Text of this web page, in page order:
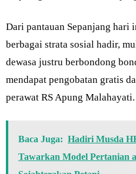
Dari pantauan Sepanjang hari
berbagai strata sosial hadir,
dewasa justru berbondong
mendapat pengobatan gratis
perawat RS Apung Malahayati.
Baca Juga: Hadiri Musda
Tawarkan Model Pertanian